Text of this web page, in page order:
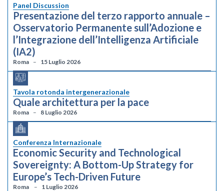
Panel Discussion
Presentazione del terzo rapporto annuale –
Osservatorio Permanente sull’Adozione e
l’Integrazione dell’Intelligenza Artificiale
(IA2)
Roma 15 Luglio 2026
Tavola rotonda intergenerazionale
Quale architettura per la pace
Roma 8 Luglio 2026
Conferenza Internazionale
Economic Security and Technological
Sovereignty: A Bottom-Up Strategy for
Europe’s Tech-Driven Future
Roma 1 Luglio 2026